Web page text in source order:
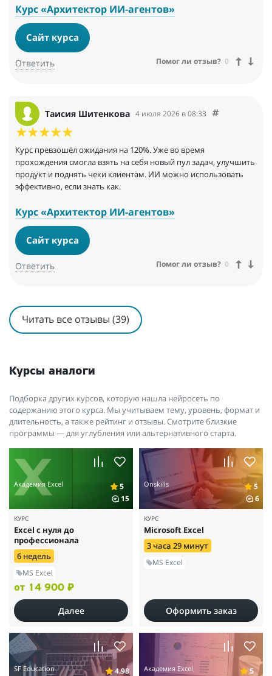
Курс «Архитектор ИИ-агентов»
Сайт курса
Ответить Помог ли отзыв? 0
Таисия Шитенкова 4 июля 2026 в 08:33
Курс превзошёл ожидания на 120%. Уже во время
прохождения смогла взять на себя новый пул задач, улучшить
продукт и поднять чеки клиентам. ИИ можно использовать
эффективно, если знать как.
Курс «Архитектор ИИ-агентов»
Сайт курса
Ответить Помог ли отзыв? 0
Читать все отзывы (39)
Курсы аналоги
Подборка других курсов, которую нашла нейросеть по
содержанию этого курса. Мы учитываем тему, уровень, формат и
длительность, а также рейтинг и отзывы. Смотрите близкие
программы — для углубления или альтернативного старта.
Академия Excel
5
15
КУРС
Excel с нуля до
профессионала
6 недель
MS Excel
от 14 900 ₽
Далее
Onskills
5
6
КУРС
Microsoft Excel
3 часа 29 минут
MS Excel
Оформить заказ
SF Education
4.98
Академия Excel
5